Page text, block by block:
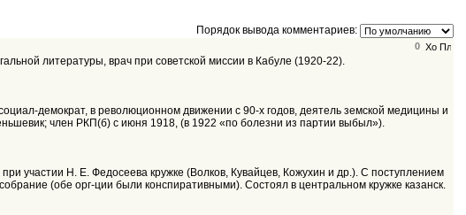
Порядок вывода комментариев:
0
литературы, врач при советской миссии в Кабуле (1920-22).
демократ, в революционном движении с 90-х годов, деятель земской медицины и
член РКП(б) с июня 1918, (в 1922 «по болезни из партии выбыл»).
участии Н. Е. Федосеева кружке (Волков, Кувайцев, Кожухин и др.). С поступлением
(обе орг-ции были конспиративными). Состоял в центральном кружке казанск.